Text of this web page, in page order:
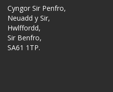
Cyngor Sir Penfro,
Neuadd y Sir,
Hwlffordd,
Sir Benfro,
SA61 1TP.